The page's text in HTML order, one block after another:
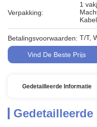
Verpakking:
1
Betalingsvoorwaarden: T/T,
Vind De Beste Prijs
Gedetailleerde Informatie